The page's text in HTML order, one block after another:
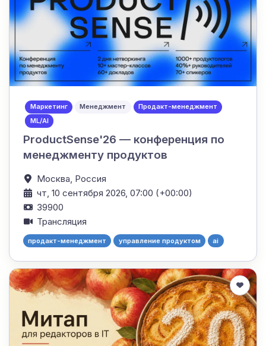
Маркетинг Менеджмент
Продакт-менеджмент
ML/AI
ProductSense'26 — конференция по
менеджменту продуктов
Москва, Россия
чт, 10 сентября 2026, 07:00 (+00:00)
39900
Трансляция
продакт-менеджмент управление продуктом ai